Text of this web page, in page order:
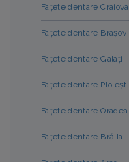
Fațete dentare Craiova
Fațete dentare Brașov
Fațete dentare Galați
Fațete dentare Ploiești
Fațete dentare Oradea
Fațete dentare Brăila